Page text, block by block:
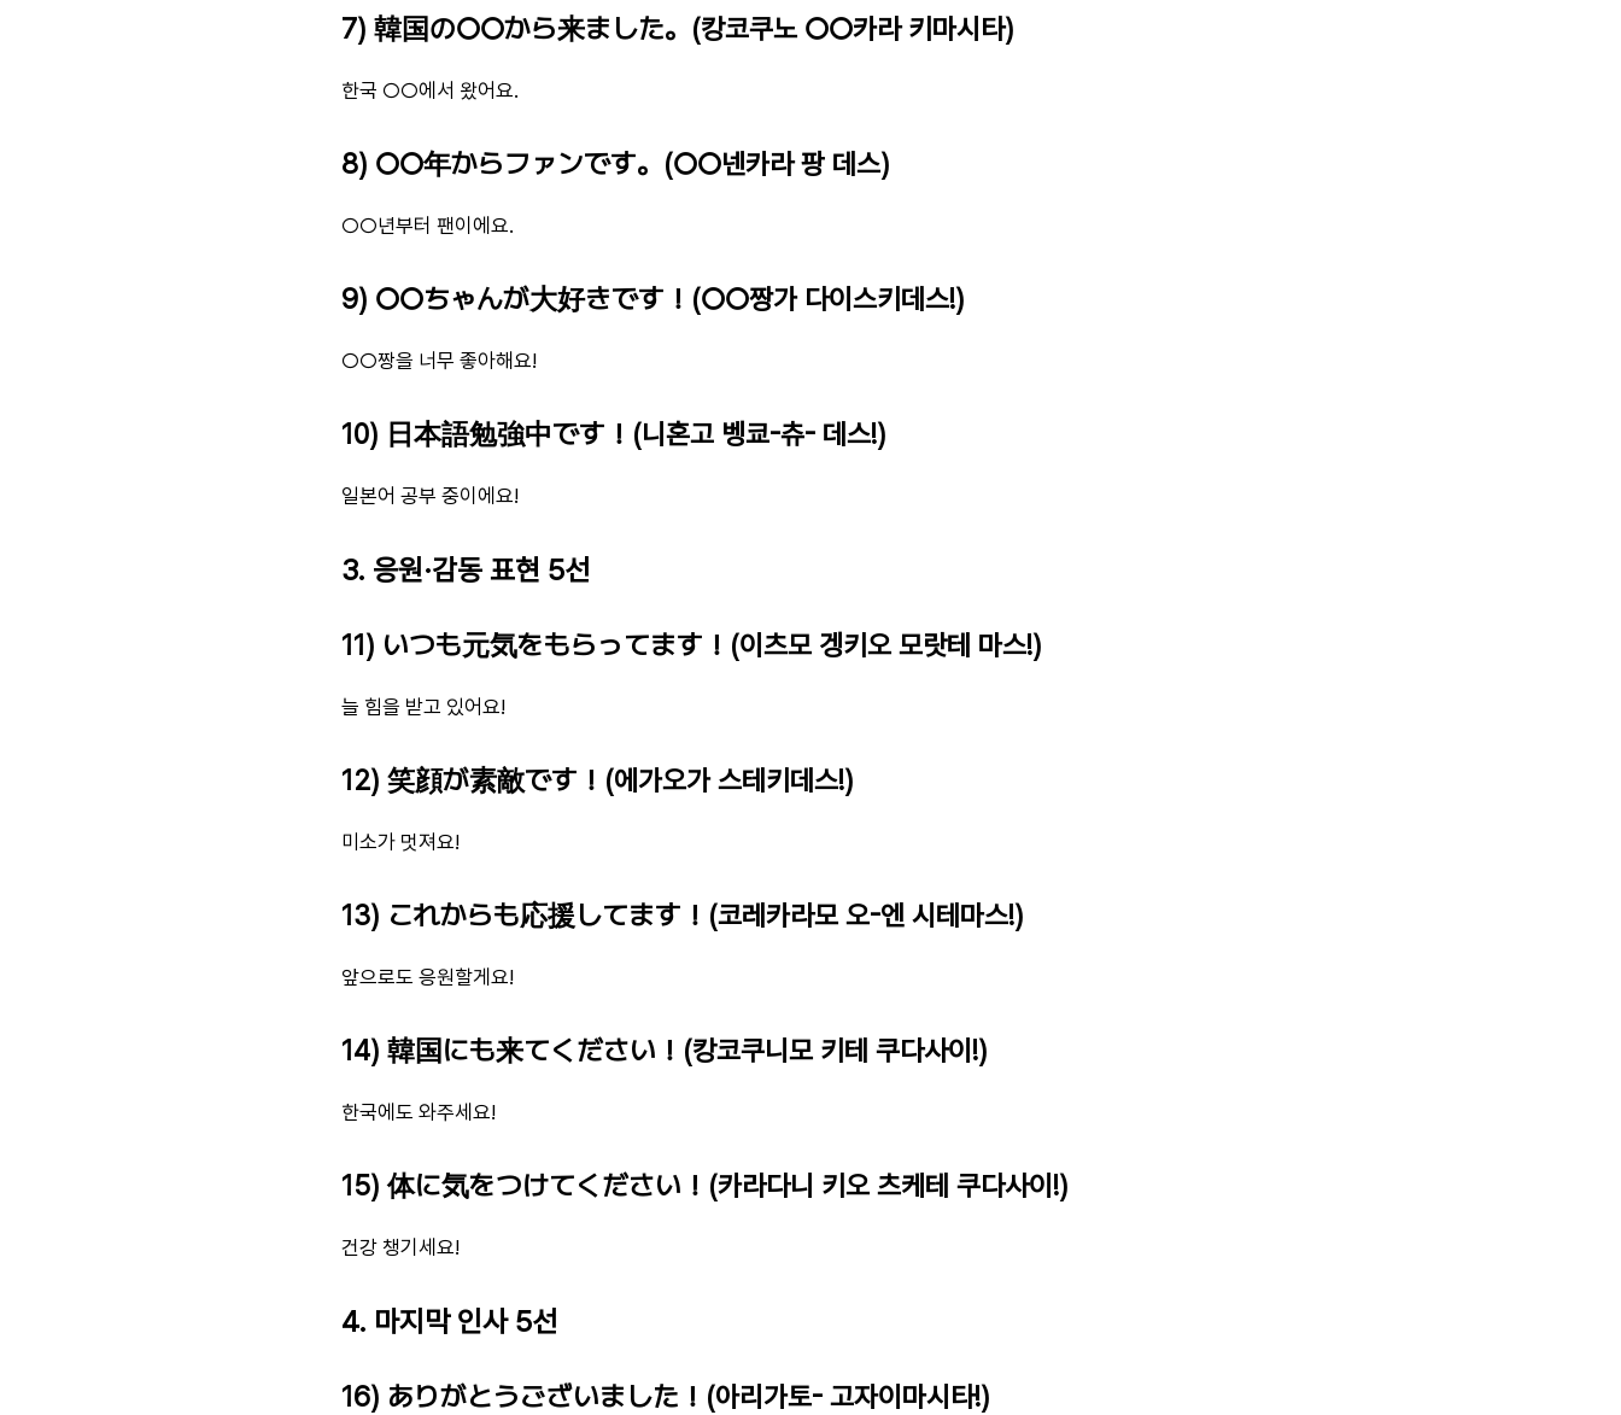
7) 韓国の○○から来ました。(캉코쿠노 ○○카라 키마시타)
한국 ○○에서 왔어요.
8) ○○年からファンです。(○○넨카라 팡 데스)
○○년부터 팬이에요.
9) ○○ちゃんが大好きです！(○○짱가 다이스키데스!)
○○짱을 너무 좋아해요!
10) 日本語勉強中です！(니혼고 벵쿄-츄- 데스!)
일본어 공부 중이에요!
3. 응원·감동 표현 5선
11) いつも元気をもらってます！(이츠모 겡키오 모랏테 마스!)
늘 힘을 받고 있어요!
12) 笑顔が素敵です！(에가오가 스테키데스!)
미소가 멋져요!
13) これからも応援してます！(코레카라모 오-엔 시테마스!)
앞으로도 응원할게요!
14) 韓国にも来てください！(캉코쿠니모 키테 쿠다사이!)
한국에도 와주세요!
15) 体に気をつけてください！(카라다니 키오 츠케테 쿠다사이!)
건강 챙기세요!
4. 마지막 인사 5선
16) ありがとうございました！(아리가토- 고자이마시타!)